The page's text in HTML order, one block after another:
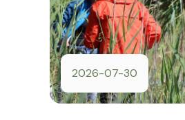
2026-07-30